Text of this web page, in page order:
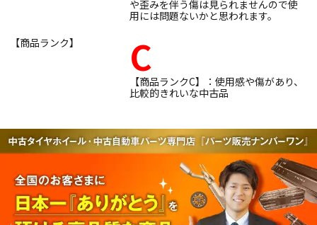
や歪みを伴う傷は見られませんので使
用には問題ないかと思われます。
【商品ランク】
C
【商品ランクC】：使用感や傷があり、
比較的きれいな中古品